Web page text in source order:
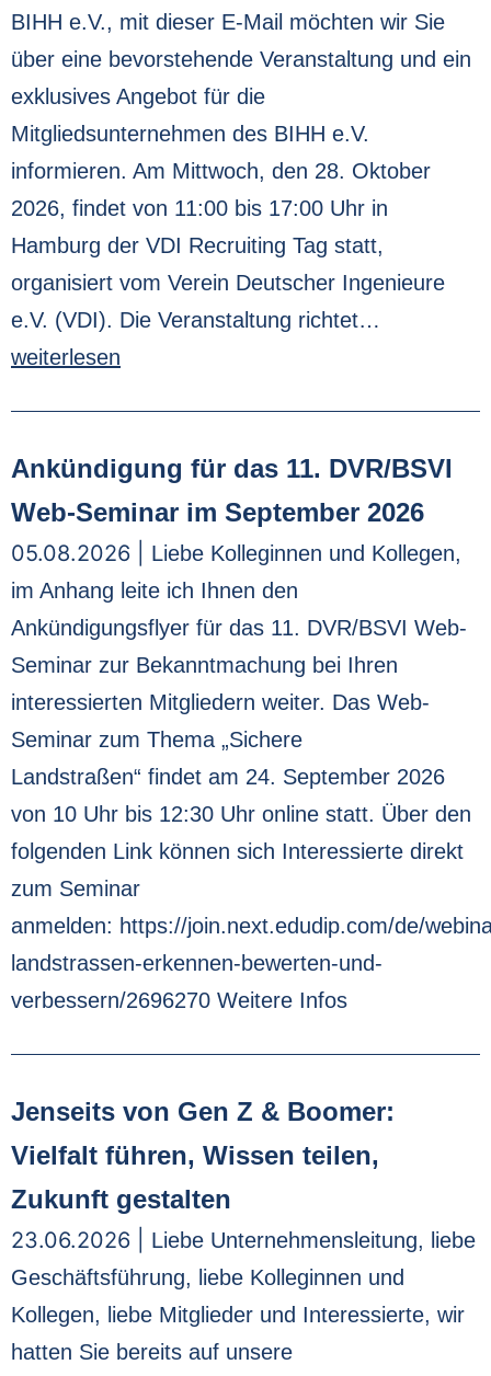
BIHH e.V., mit dieser E-Mail möchten wir Sie
über eine bevorstehende Veranstaltung und ein
exklusives Angebot für die
Mitgliedsunternehmen des BIHH e.V.
informieren. Am Mittwoch, den 28. Oktober
2026, findet von 11:00 bis 17:00 Uhr in
Hamburg der VDI Recruiting Tag statt,
organisiert vom Verein Deutscher Ingenieure
e.V. (VDI). Die Veranstaltung richtet…
weiterlesen
Ankündigung für das 11. DVR/BSVI
Web-Seminar im September 2026
05.08.2026 |
Liebe Kolleginnen und Kollegen,
im Anhang leite ich Ihnen den
Ankündigungsflyer für das 11. DVR/BSVI Web-
Seminar zur Bekanntmachung bei Ihren
interessierten Mitgliedern weiter. Das Web-
Seminar zum Thema „Sichere
Landstraßen“ findet am 24. September 2026
von 10 Uhr bis 12:30 Uhr online statt. Über den
folgenden Link können sich Interessierte direkt
zum Seminar
anmelden: https://join.next.edudip.com/de/
landstrassen-erkennen-bewerten-und-
verbessern/2696270 Weitere Infos
Jenseits von Gen Z & Boomer:
Vielfalt führen, Wissen teilen,
Zukunft gestalten
23.06.2026 |
Liebe Unternehmensleitung, liebe
Geschäftsführung, liebe Kolleginnen und
Kollegen, liebe Mitglieder und Interessierte, wir
hatten Sie bereits auf unsere